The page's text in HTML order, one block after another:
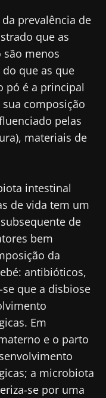
prevalência de
que as
são menos
que as que
pó é a principal
composição
pelas
materiais de
intestinal
de vida tem um
de
bem
da
antibióticos,
que a disbiose
Em
e o parto
a microbiota
se por uma